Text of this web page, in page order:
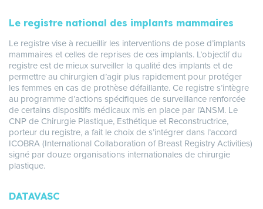
Le registre national des implants mammaires
Le registre vise à recueillir les interventions de pose d’implants
mammaires et celles de reprises de ces implants. L’objectif du
registre est de mieux surveiller la qualité des implants et de
permettre au chirurgien d’agir plus rapidement pour protéger
les femmes en cas de prothèse défaillante. Ce registre s’intègre
au programme d’actions spécifiques de surveillance renforcée
de certains dispositifs médicaux mis en place par l’ANSM. Le
CNP de Chirurgie Plastique, Esthétique et Reconstructrice,
porteur du registre, a fait le choix de s’intégrer dans l’accord
ICOBRA (International Collaboration of Breast Registry Activities)
signé par douze organisations internationales de chirurgie
plastique.
DATAVASC